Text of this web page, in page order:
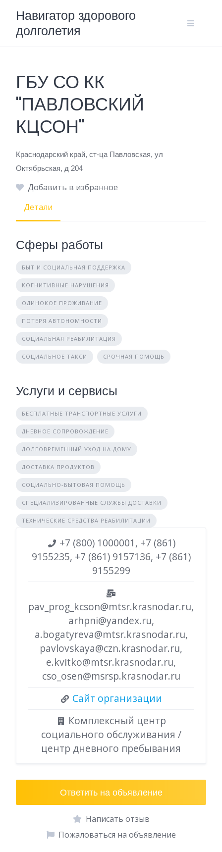
content
Навигатор здорового
долголетия
ГБУ СО КК
"ПАВЛОВСКИЙ
КЦСОН"
Краснодарский край, ст-ца Павловская, ул
Октябрьская, д 204
Добавить в избранное
Детали
Сферы работы
БЫТ И СОЦИАЛЬНАЯ ПОДДЕРЖКА
КОГНИТИВНЫЕ НАРУШЕНИЯ
ОДИНОКОЕ ПРОЖИВАНИЕ
ПОТЕРЯ АВТОНОМНОСТИ
СОЦИАЛЬНАЯ РЕАБИЛИТАЦИЯ
СОЦИАЛЬНОЕ ТАКСИ СРОЧНАЯ ПОМОЩЬ
Услуги и сервисы
БЕСПЛАТНЫЕ ТРАНСПОРТНЫЕ УСЛУГИ
ДНЕВНОЕ СОПРОВОЖДЕНИЕ
ДОЛГОВРЕМЕННЫЙ УХОД НА ДОМУ
ДОСТАВКА ПРОДУКТОВ
СОЦИАЛЬНО-БЫТОВАЯ ПОМОЩЬ
СПЕЦИАЛИЗИРОВАННЫЕ СЛУЖБЫ ДОСТАВКИ
ТЕХНИЧЕСКИЕ СРЕДСТВА РЕАБИЛИТАЦИИ
+7 (800) 1000001, +7 (861)
9155235, +7 (861) 9157136, +7 (861)
9155299
pav_prog_kcson@mtsr.krasnodar.ru,
arhpni@yandex.ru,
a.bogatyreva@mtsr.krasnodar.ru,
pavlovskaya@czn.krasnodar.ru,
e.kvitko@mtsr.krasnodar.ru,
cso_osen@msrsp.krasnodar.ru
Сайт организации
Комплексный центр
социального обслуживания /
центр дневного пребывания
Ответить на объявление
Написать отзыв
Пожаловаться на объявление